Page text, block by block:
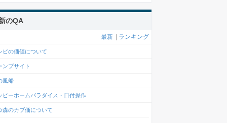
のQA
最新 ランキング
ピの価値について
ンプサイト
風船
ピーホームパラダイス・日付操作
森のカブ価について